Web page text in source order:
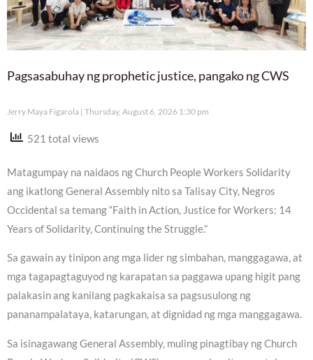
Pagsasabuhay ng prophetic justice, pangako ng CWS
Jerry Maya Figarola Thursday, August 6, 2026 1:30 pm
521 total views
Matagumpay na naidaos ng Church People Workers Solidarity
ang ikatlong General Assembly nito sa Talisay City, Negros
Occidental sa temang “Faith in Action, Justice for Workers: 14
Years of Solidarity, Continuing the Struggle.”
Sa gawain ay tinipon ang mga lider ng simbahan, manggagawa, at
mga tagapagtaguyod ng karapatan sa paggawa upang higit pang
palakasin ang kanilang pagkakaisa sa pagsusulong ng
pananampalataya, katarungan, at dignidad ng mga manggagawa.
Sa isinagawang General Assembly, muling pinagtibay ng Church